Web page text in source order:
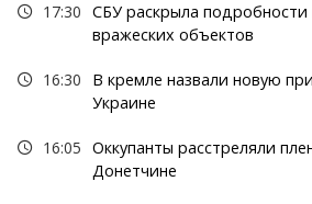
17:30 СБУ раскрыла
вражеских объектов
16:30
В кремле назвали новую
Украине
16:05 Оккупанты расстреляли
Донетчине